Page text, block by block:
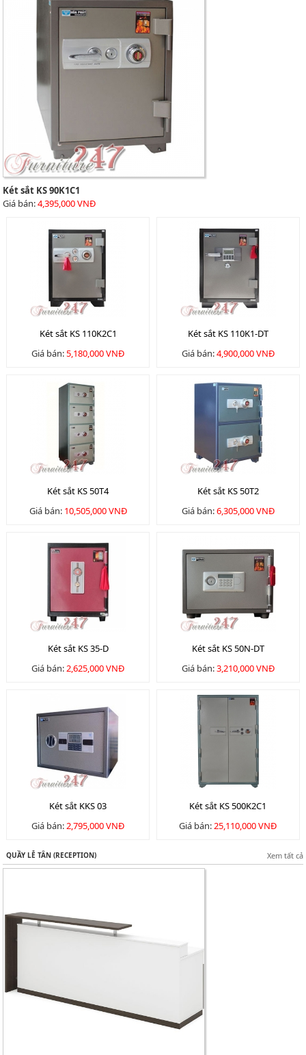
Két sắt KS 90K1C1
Giá bán:4,395,000 VNĐ
Két sắt KS 110K2C1
Giá bán:5,180,000 VNĐ
Két sắt KS 110K1-DT
Giá bán:4,900,000 VNĐ
Két sắt KS 50T4
Giá bán: 10,505,000 VNĐ
Két sắt KS 50T2
Giá bán:6,305,000 VNĐ
Két sắt KS 35-D
Giá bán:2,625,000 VNĐ
Két sắt KS 50N-DT
Giá bán:3,210,000 VNĐ
Két sắt KKS 03
Giá bán:2,795,000 VNĐ
Két sắt KS 500K2C1
Giá bán:25,110,000 VNĐ
QUẦY LỄ TÂN (RECEPTION) Xem tất cả